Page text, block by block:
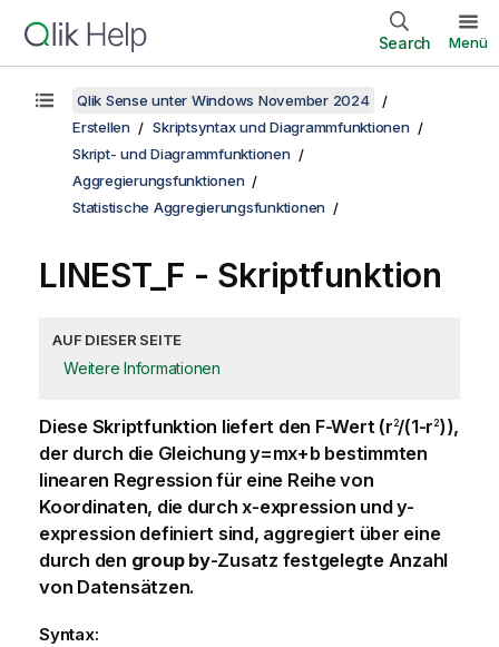
Search Menü
Qlik Sense unter Windows November 2024
Erstellen
Skriptsyntax und Diagrammfunktionen
Skript- und Diagrammfunktionen
Aggregierungsfunktionen
Statistische Aggregierungsfunktionen
LINEST_F - Skriptfunktion
AUF DIESER SEITE
Weitere Informationen
Diese Skriptfunktion liefert den F-Wert (r 2/(1-r 2)),
der durch die Gleichungy=mx+bbestimmten
linearen Regression für eine Reihe von
Koordinaten, die durchx-expression undy-
expression definiert sind, aggregiert über eine
durch den group by-Zusatz festgelegte Anzahl
von Datensätzen.
Syntax: